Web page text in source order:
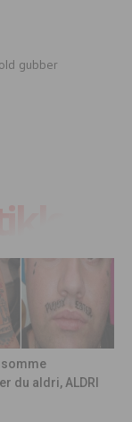
gubber
du aldri, ALDRI